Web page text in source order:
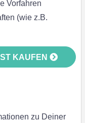
Vorfahren
(wie z.B.
KAUFEN
zu Deiner